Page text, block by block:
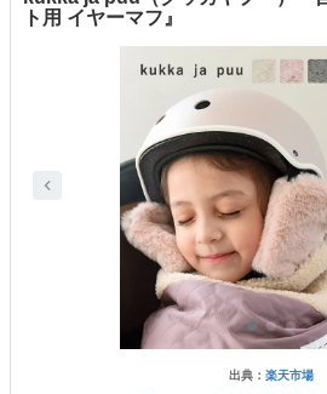
ト用 イヤーマフ』
出典： 楽天市場